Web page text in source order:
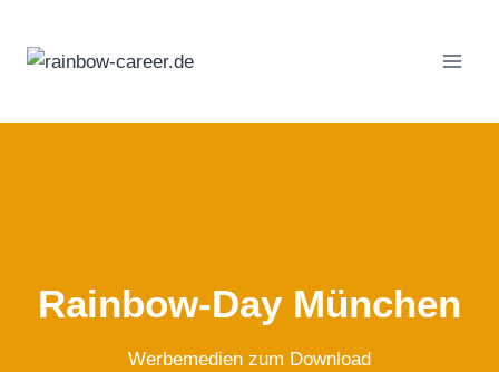
Inhalt
springen
Rainbow-Day München
Werbemedien zum Download